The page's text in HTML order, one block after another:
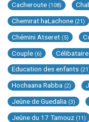
Cacheroute (108)
Chemirat haLachone (21)
Chémini Atseret (5)
Couple (6)
Education des enfants
Hochaana Rabba (2)
Jeûne de Guedalia (3)
Jeûne du 17 Tamouz (11)